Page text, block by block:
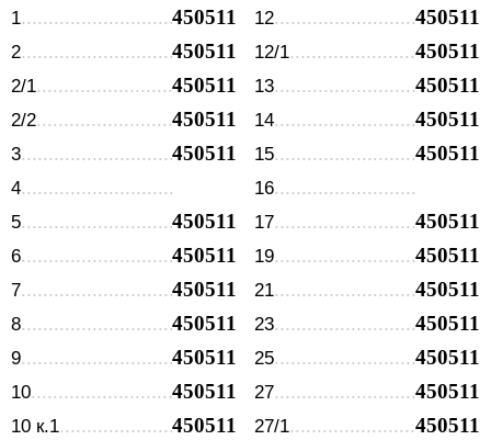
1 450511
2 450511
2/1 450511
2/2 450511
3 450511
4
5
450511
6 450511
7 450511
8 450511
9 450511
10 450511
10 к.1 450511
12 450511
12/1 450511
13 450511
14 450511
15 450511
16
17
450511
19 450511
21 450511
23 450511
25 450511
27 450511
27/1 450511